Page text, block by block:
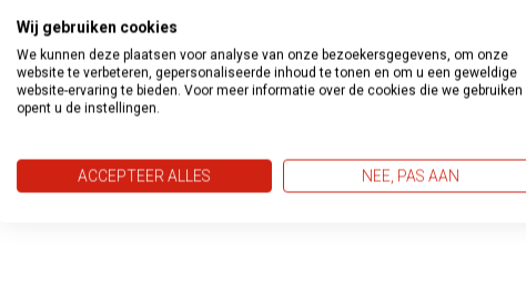
Wij gebruiken cookies
We kunnen deze plaatsen voor analyse van onze bezoekersgegevens, om onze
website te verbeteren, gepersonaliseerde inhoud te tonen en om u een geweldige
website-ervaring te bieden. Voor meer informatie over de cookies die we gebruiken
opent u de instellingen.
ACCEPTEER ALLES NEE, PAS AAN